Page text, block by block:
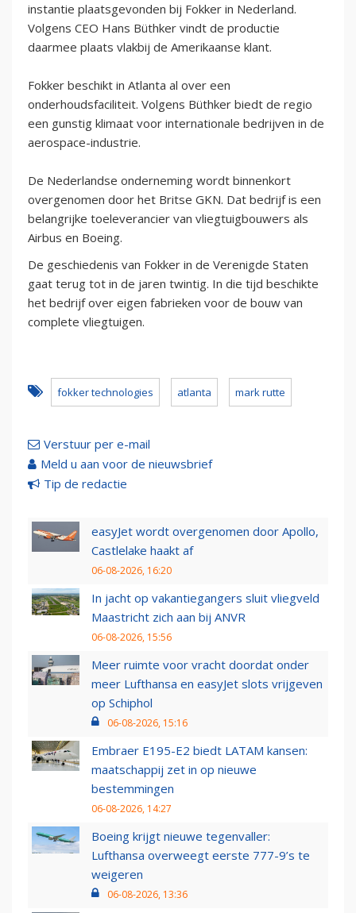
instantie plaatsgevonden bij Fokker in Nederland.
Volgens CEO Hans Büthker vindt de productie
daarmee plaats vlakbij de Amerikaanse klant.
Fokker beschikt in Atlanta al over een
onderhoudsfaciliteit. Volgens Büthker biedt de regio
een gunstig klimaat voor internationale bedrijven in de
aerospace-industrie.
De Nederlandse onderneming wordt binnenkort
overgenomen door het Britse GKN. Dat bedrijf is een
belangrijke toeleverancier van vliegtuigbouwers als
Airbus en Boeing.
De geschiedenis van Fokker in de Verenigde Staten
gaat terug tot in de jaren twintig. In die tijd beschikte
het bedrijf over eigen fabrieken voor de bouw van
complete vliegtuigen.
fokker technologies atlanta mark rutte
Verstuur per e-mail
Meld u aan voor de nieuwsbrief
Tip de redactie
easyJet wordt overgenomen door Apollo,
Castlelake haakt af
06-08-2026, 16:20
In jacht op vakantiegangers sluit vliegveld
Maastricht zich aan bij ANVR
06-08-2026, 15:56
Meer ruimte voor vracht doordat onder
meer Lufthansa en easyJet slots vrijgeven
op Schiphol
06-08-2026, 15:16
Embraer E195-E2 biedt LATAM kansen:
maatschappij zet in op nieuwe
bestemmingen
06-08-2026, 14:27
Boeing krijgt nieuwe tegenvaller:
Lufthansa overweegt eerste 777-9’s te
weigeren
06-08-2026, 13:36